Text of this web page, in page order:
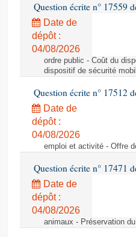
Question écrite n° 17559
Date de
dépôt :
04/08/2026
ordre public - Coût du
dispositif de sécurité
Question écrite n° 17512
Date de
dépôt :
04/08/2026
emploi et activité - Offre
Question écrite n° 17471
Date de
dépôt :
04/08/2026
animaux - Préservation